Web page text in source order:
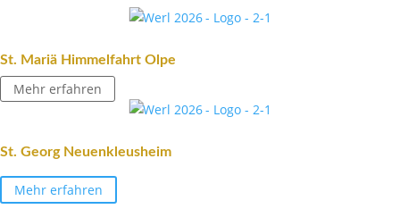
St. Mariä Himmel­fahrt Olpe
Mehr erfahren
St. Georg Neuenkleusheim
Mehr erfahren